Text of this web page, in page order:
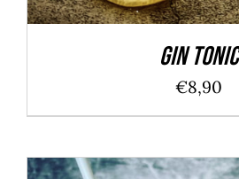
Gin Tonic
€8,90